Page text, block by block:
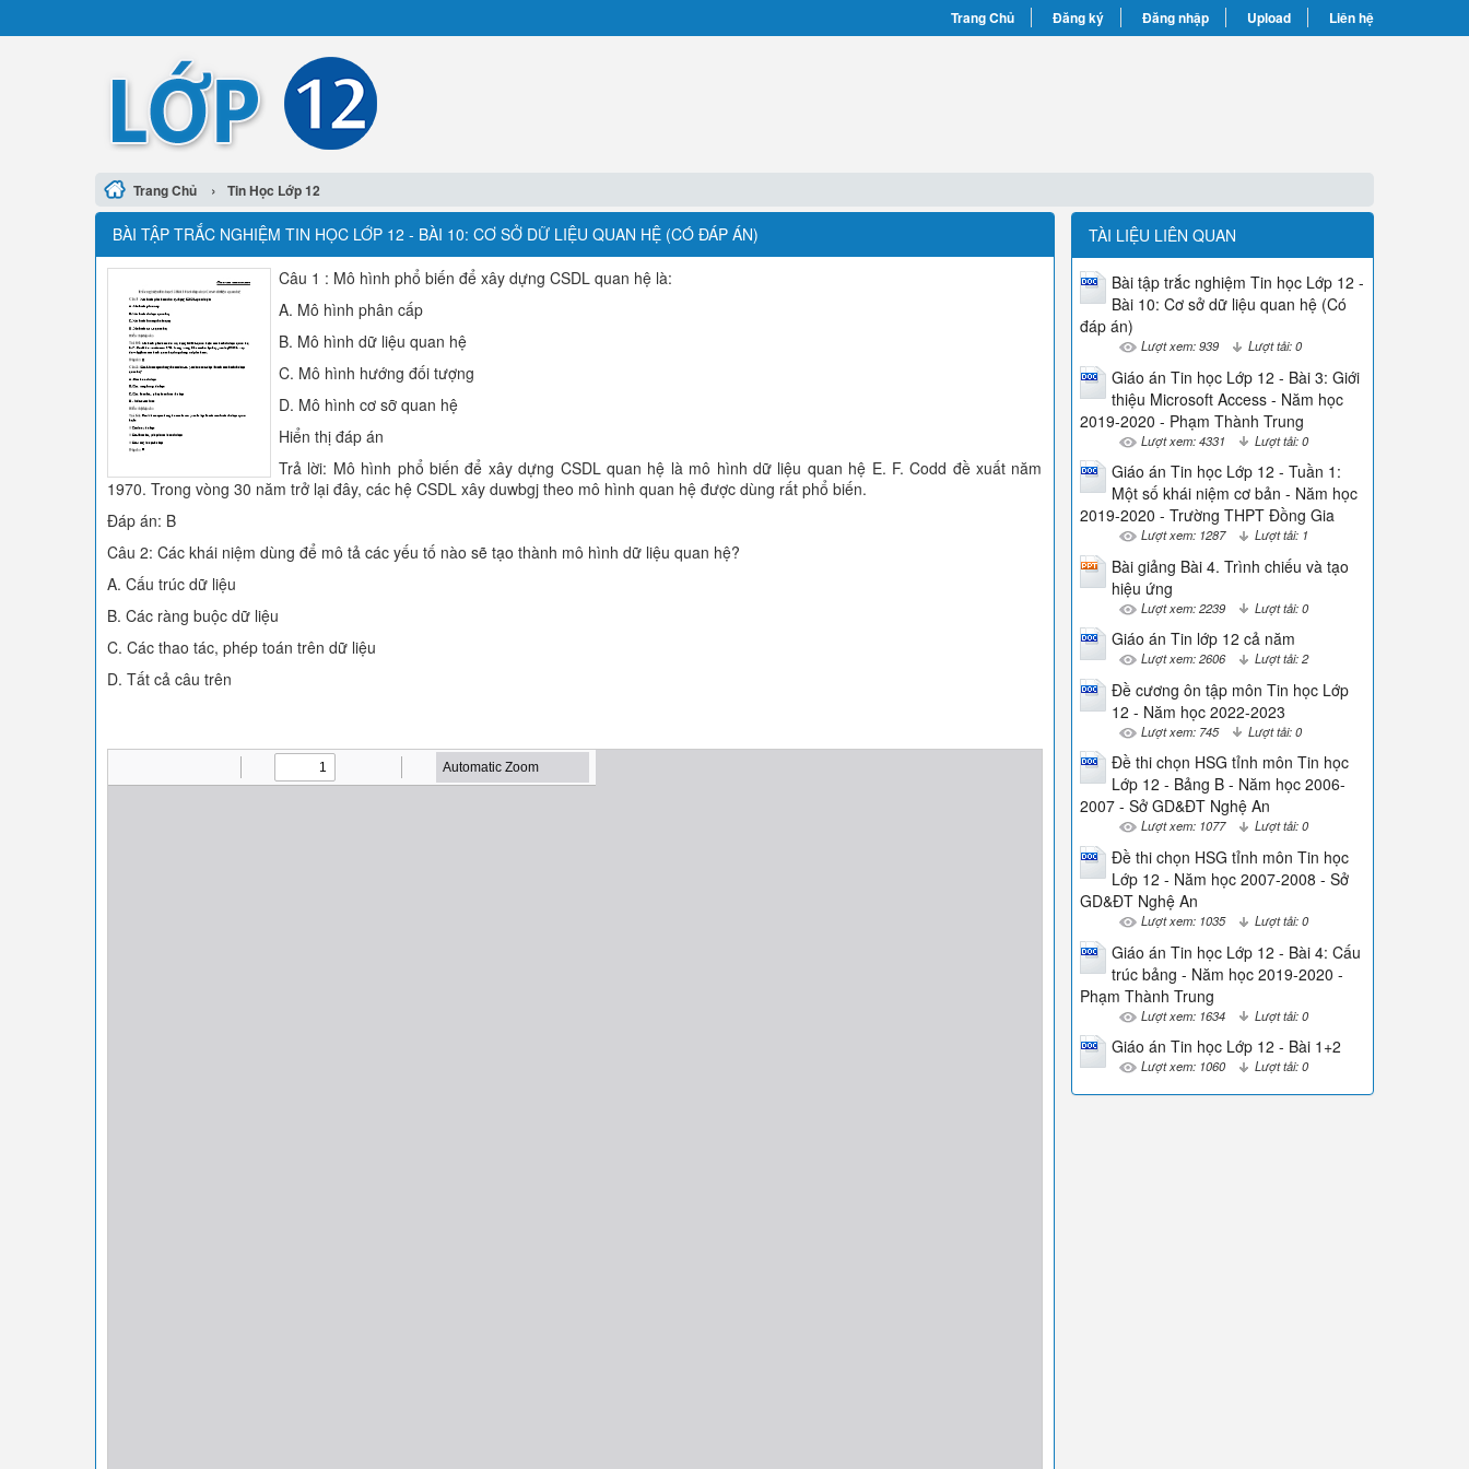
Trang Chủ Đăng ký Đăng nhập Upload Liên hệ
Trang Chủ › Tin Học Lớp 12
BÀI TẬP TRẮC NGHIỆM TIN HỌC LỚP 12 - BÀI 10: CƠ SỞ DỮ LIỆU QUAN HỆ (CÓ ĐÁP ÁN)
Câu 1 : Mô hình phổ biến để xây dựng CSDL quan hệ là:
A. Mô hình phân cấp
B. Mô hình dữ liệu quan hệ
C. Mô hình hướng đối tượng
D. Mô hình cơ sỡ quan hệ
Hiển thị đáp án
Trả lời: Mô hình phổ biến để xây dựng CSDL quan hệ là mô hình dữ liệu quan hệ E. F. Codd đề xuất năm
1970. Trong vòng 30 năm trở lại đây, các hệ CSDL xây duwbgj theo mô hình quan hệ được dùng rất phổ biến.
Đáp án: B
Câu 2: Các khái niệm dùng để mô tả các yếu tố nào sẽ tạo thành mô hình dữ liệu quan hệ?
A. Cấu trúc dữ liệu
B. Các ràng buộc dữ liệu
C. Các thao tác, phép toán trên dữ liệu
D. Tất cả câu trên
TÀI LIỆU LIÊN QUAN
Bài tập trắc nghiệm Tin học Lớp 12 -
Bài 10: Cơ sở dữ liệu quan hệ (Có
đáp án)
Lượt xem: 939 Lượt tải: 0
Giáo án Tin học Lớp 12 - Bài 3: Giới
thiệu Microsoft Access - Năm học
2019-2020 - Phạm Thành Trung
Lượt xem: 4331 Lượt tải: 0
Giáo án Tin học Lớp 12 - Tuần 1:
Một số khái niệm cơ bản - Năm học
2019-2020 - Trường THPT Đồng Gia
Lượt xem: 1287 Lượt tải: 1
Bài giảng Bài 4. Trình chiếu và tạo
hiệu ứng
Lượt xem: 2239 Lượt tải: 0
Giáo án Tin lớp 12 cả năm
Lượt xem: 2606 Lượt tải: 2
Đề cương ôn tập môn Tin học Lớp
12 - Năm học 2022-2023
Lượt xem: 745 Lượt tải: 0
Đề thi chọn HSG tỉnh môn Tin học
Lớp 12 - Bảng B - Năm học 2006-
2007 - Sở GD&ĐT Nghệ An
Lượt xem: 1077 Lượt tải: 0
Đề thi chọn HSG tỉnh môn Tin học
Lớp 12 - Năm học 2007-2008 - Sở
GD&ĐT Nghệ An
Lượt xem: 1035 Lượt tải: 0
Giáo án Tin học Lớp 12 - Bài 4: Cấu
trúc bảng - Năm học 2019-2020 -
Phạm Thành Trung
Lượt xem: 1634 Lượt tải: 0
Giáo án Tin học Lớp 12 - Bài 1+2
Lượt xem: 1060 Lượt tải: 0